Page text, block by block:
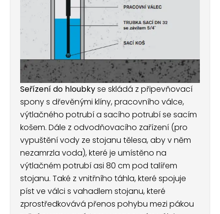
Seřízení do hloubkyse skládá z připevňovací
spony s dřevěnými klíny, pracovního válce,
výtlačného potrubí a sacího potrubí se sacím
košem. Dále z odvodňovacího zařízení (pro
vypuštění vody ze stojanu tělesa, aby v něm
nezamrzla voda), které je umístěno na
výtlačném potrubí asi 80 cm pod talířem
stojanu. Také z vnitřního táhla, které spojuje
píst ve válci s vahadlem stojanu, které
zprostředkovává přenos pohybu mezi pákou